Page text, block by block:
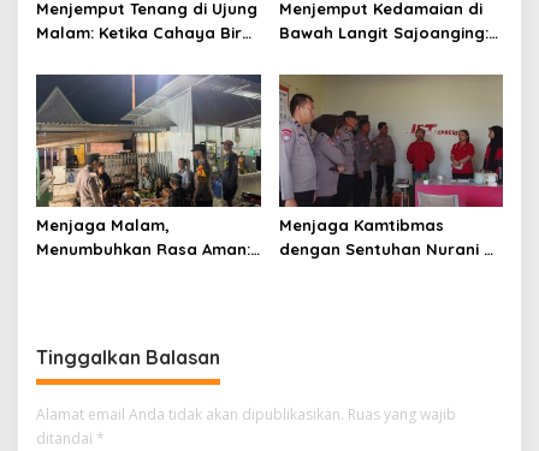
Menjemput Tenang di Ujung
Malam: Ketika Cahaya Biru
Istirahat Warga
Sabbangparu
Menjemput Kedamaian di
Bawah Langit Sajoanging:
Polisi, dan Hati yang
Menjaga
Menjaga Malam,
Menumbuhkan Rasa Aman:
Menjaga Kamtibmas
dengan Sentuhan Nurani di
Tinggalkan Balasan
Alamat email Anda tidak akan dipublikasikan. Ruas yang wajib
ditandai *